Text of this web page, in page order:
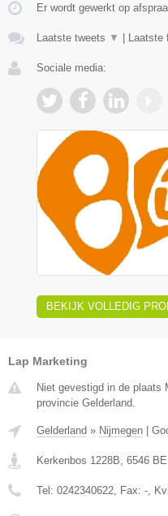
Er wordt gewerkt op
Laatste tweets ▼
Sociale media:
BEKIJK VOLLEDIG
Lap Marketing
Niet gevestigd in de plaats
provincie Gelderland.
Gelderland » Nijmegen
Kerkenbos 1228B, 6546 BE
Tel: 0242340622, Fax: -,